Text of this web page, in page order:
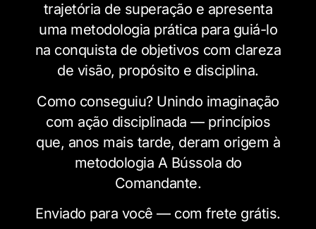
trajetória de superação e apresenta
uma metodologia prática para guiá-lo
na conquista de objetivos com clareza
de visão, propósito e disciplina.
Como conseguiu? Unindo imaginação
com ação disciplinada — princípios
que, anos mais tarde, deram origem à
metodologia A Bússola do
Comandante.
Enviado para você — com frete grátis.